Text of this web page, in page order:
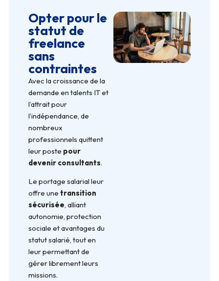
Opter pour le
statut de
freelance
sans
contraintes
Avec la croissance de la
demande en talents IT et
l’attrait pour
l’indépendance, de
nombreux
professionnels quittent
leur poste pour
devenir consultants.
Le portage salarial leur
offre une transition
sécurisée, alliant
autonomie, protection
sociale et avantages du
statut salarié, tout en
leur permettant de
gérer librement leurs
missions.